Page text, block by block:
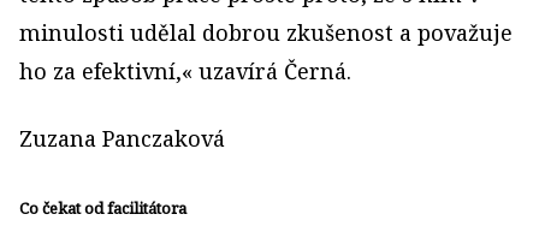
minulosti udělal dobrou zkušenost a považuje
ho za efektivní,« uzavírá Černá.
Zuzana Panczaková
Co čekat od facilitátora